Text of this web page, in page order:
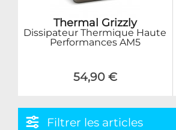
Thermal Grizzly
Dissipateur Thermique Haute
Performances AM5
54,90 €
Filtrer les articles